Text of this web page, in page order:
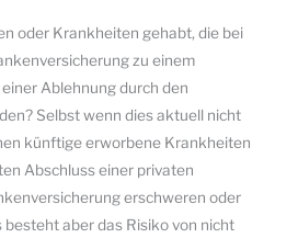
oder Krankheiten gehabt, die bei
zu einem
Ablehnung durch den
Selbst wenn dies aktuell nicht
künftige erworbene Krankheiten
Abschluss einer privaten
erschweren oder
aber das Risiko von nicht